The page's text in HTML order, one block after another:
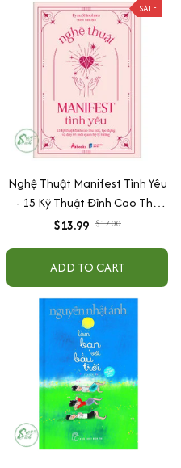
SALE
Nghệ Thuật Manifest Tình Yêu
- 15 Kỹ Thuật Đỉnh Cao Thu
Hút, Tạo Dựng Và Duy Trì Mối
$13.99 $17.00
ADD TO CART